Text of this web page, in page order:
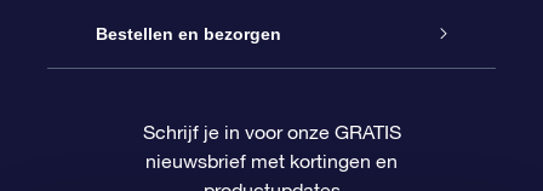
Blog
OSR Recensies
OSR Cadeaupakket
OSR Cadeaukaart
Sterrenregister
Gepersonaliseerde sterrenpagina
Bestellen en bezorgen
Betalingsinformatie
Schrijf je in voor onze GRATIS
nieuwsbrief met kortingen en